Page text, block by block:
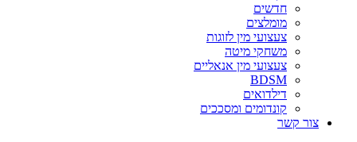
חדשים
מומלצים
צעצועי מין לזוגות
משחקי מיטה
צעצועי מין אנאליים
BDSM
דילדואים
קונדומים ומסככים
צור קשר